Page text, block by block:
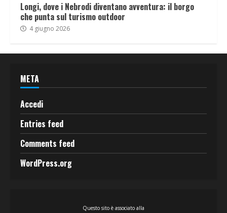
Longi, dove i Nebrodi diventano avventura: il borgo
che punta sul turismo outdoor
4 giugno 2026
META
Accedi
Entries feed
Comments feed
WordPress.org
Questo sito è associato alla